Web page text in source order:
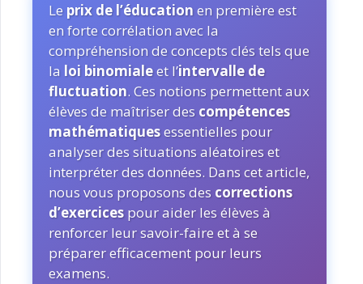
Le prix de l’éducationen première est
en forte corrélation avec la
compréhension de concepts clés tels que
la loi binomialeet l’intervalle de
fluctuation. Ces notions permettent aux
élèves de maîtriser des compétences
mathématiquesessentielles pour
analyser des situations aléatoires et
interpréter des données. Dans cet article,
nous vous proposons des corrections
d’exercicespour aider les élèves à
renforcer leur savoir-faire et à se
préparer efficacement pour leurs
examens.